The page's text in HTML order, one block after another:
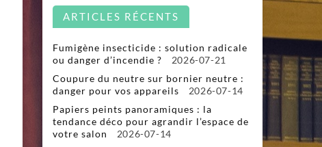
ARTICLES RÉCENTS
Fumigène insecticide : solution radicale
ou danger d’incendie ?
2026-07-21
Coupure du neutre sur bornier neutre :
danger pour vos appareils
2026-07-14
Papiers peints panoramiques : la
tendance déco pour agrandir l’espace de
votre salon
2026-07-14